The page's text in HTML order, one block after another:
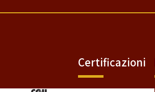
Certificazioni